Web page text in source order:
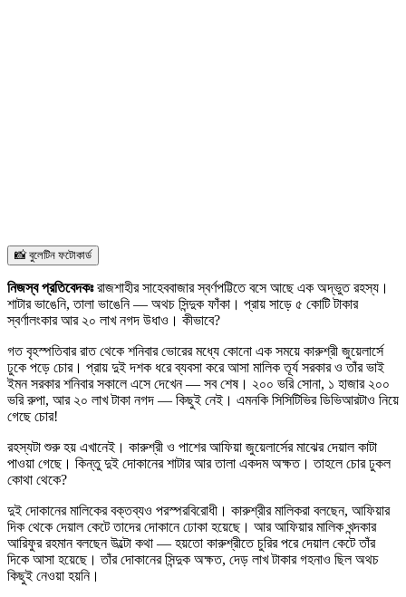
📸 বুলেটিন ফটোকার্ড
নিজস্ব প্রতিবেদকঃরাজশাহীর সাহেববাজার স্বর্ণপট্টিতে বসে আছে এক অদ্ভুত রহস্য।
শাটার ভাঙেনি, তালা ভাঙেনি — অথচ সিন্দুক ফাঁকা। প্রায় সাড়ে ৫ কোটি টাকার
স্বর্ণালংকার আর ২০ লাখ নগদ উধাও। কীভাবে?
গত বৃহস্পতিবার রাত থেকে শনিবার ভোরের মধ্যে কোনো এক সময়ে কারুশ্রী জুয়েলার্সে
ঢুকে পড়ে চোর। প্রায় দুই দশক ধরে ব্যবসা করে আসা মালিক তূর্য সরকার ও তাঁর ভাই
ইমন সরকার শনিবার সকালে এসে দেখেন — সব শেষ। ২০০ ভরি সোনা, ১ হাজার ২০০
ভরি রুপা, আর ২০ লাখ টাকা নগদ — কিছুই নেই। এমনকি সিসিটিভির ডিভিআরটাও নিয়ে
গেছে চোর!
রহস্যটা শুরু হয় এখানেই। কারুশ্রী ও পাশের আফিয়া জুয়েলার্সের মাঝের দেয়াল কাটা
পাওয়া গেছে। কিন্তু দুই দোকানের শাটার আর তালা একদম অক্ষত। তাহলে চোর ঢুকল
কোথা থেকে?
দুই দোকানের মালিকের বক্তব্যও পরস্পরবিরোধী। কারুশ্রীর মালিকরা বলছেন, আফিয়ার
দিক থেকে দেয়াল কেটে তাদের দোকানে ঢোকা হয়েছে। আর আফিয়ার মালিক খন্দকার
আরিফুর রহমান বলছেন উল্টো কথা — হয়তো কারুশ্রীতে চুরির পরে দেয়াল কেটে তাঁর
দিকে আসা হয়েছে। তাঁর দোকানের সিন্দুক অক্ষত, দেড় লাখ টাকার গহনাও ছিল অথচ
কিছুই নেওয়া হয়নি।